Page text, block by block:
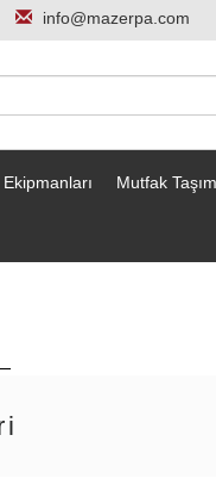
info@mazerpa.com
Mutfak